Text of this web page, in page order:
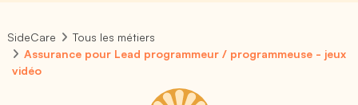
SideCare
Tous les métiers
Assurance pour Lead programmeur / programmeuse - jeux
vidéo